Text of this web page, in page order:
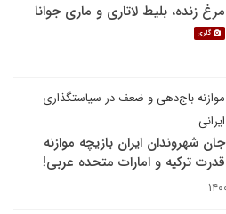
مرغ زنده، بلیط لاتاری و ماری جوانا
گالری
موازنه باج‌دهی و ضعف در سیاستگذاری
ایرانی
جان شهروندان ایران بازیچه موازنه
قدرت ترکیه و امارات متحده عربی!